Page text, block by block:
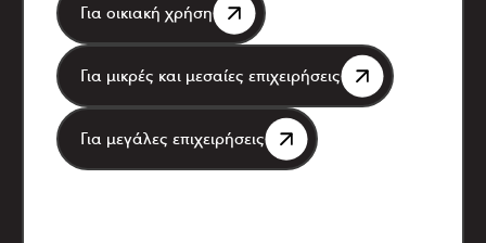
Για οικιακή χρήση
Για μικρές και μεσαίες επιχειρήσεις
Για μεγάλες επιχειρήσεις